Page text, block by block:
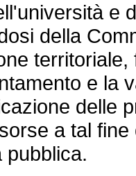
e
della
e la
delle
a tal
pubblica.